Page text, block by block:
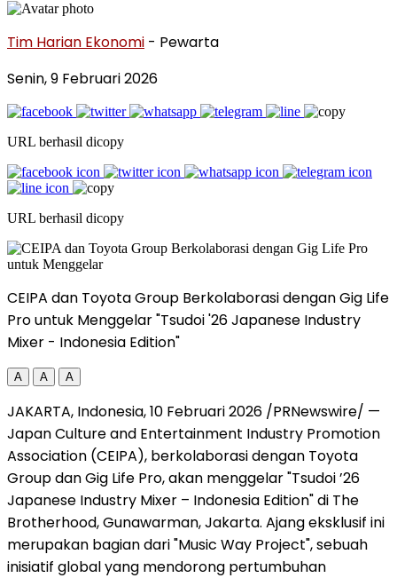
Tim Harian Ekonomi - Pewarta
Senin, 9 Februari 2026
URL berhasil dicopy
URL berhasil dicopy
CEIPA dan Toyota Group Berkolaborasi dengan Gig Life
Pro untuk Menggelar "Tsudoi '26 Japanese Industry
Mixer - Indonesia Edition"
A A A
JAKARTA, Indonesia, 10 Februari 2026 /PRNewswire/ —
Japan Culture and Entertainment Industry Promotion
Association (CEIPA), berkolaborasi dengan Toyota
Group dan Gig Life Pro, akan menggelar "Tsudoi ’26
Japanese Industry Mixer – Indonesia Edition" di The
Brotherhood, Gunawarman, Jakarta. Ajang eksklusif ini
merupakan bagian dari "Music Way Project", sebuah
inisiatif global yang mendorong pertumbuhan